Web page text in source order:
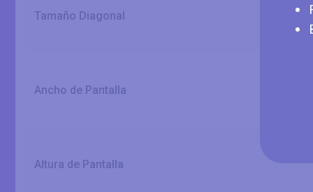
Tamaño Diagonal
Ancho de Pantalla
Altura de Pantalla